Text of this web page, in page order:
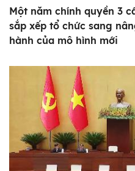
Một năm chính quyền 3
sắp xếp tổ chức sang
hành của mô hình mới